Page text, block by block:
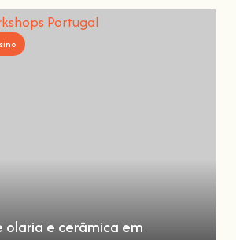
olaria e cerâmica em